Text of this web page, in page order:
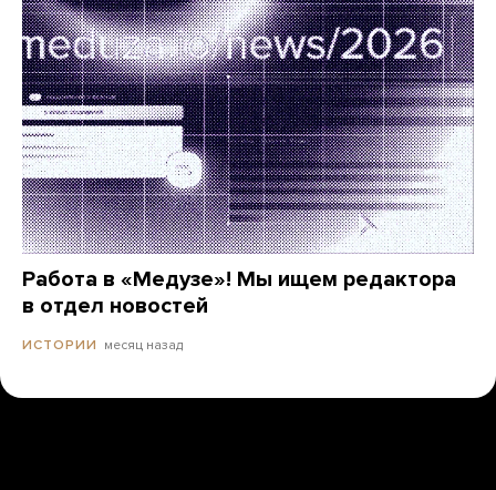
Работа в «Медузе»! Мы ищем редактора
в отдел новостей
ИСТОРИИ месяц назад